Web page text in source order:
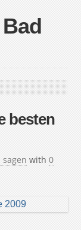
besten
with 0